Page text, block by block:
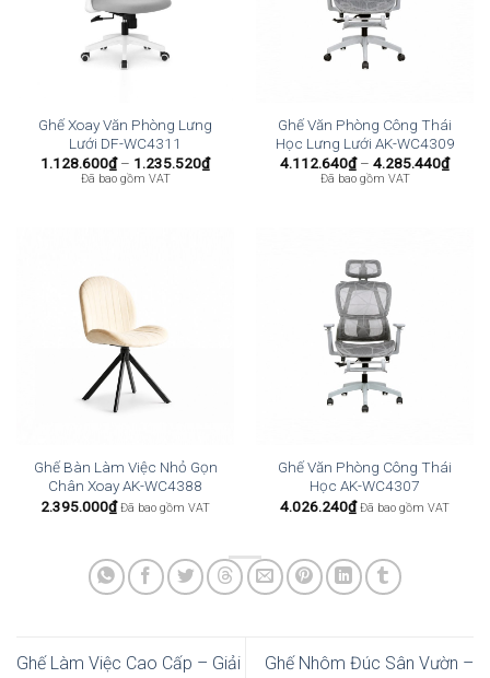
Ghế Xoay Văn Phòng Lưng
Lưới DF-WC4311
1.128.600₫ – 1.235.520₫Khoảng
giá:
Đã bao gồm VAT
Ghế Văn Phòng Công Thái
Học Lưng Lưới AK-WC4309
4.112.640₫ – 4.285.440₫
giá:
Đã bao gồm VAT
Ghế Bàn Làm Việc Nhỏ Gọn
Chân Xoay AK-WC4388
2.395.000₫ Đã bao gồm VAT
Ghế Văn Phòng Công Thái
Học AK-WC4307
4.026.240₫ Đã bao gồm VAT
Ghế Làm Việc Cao Cấp – Giải
Ghế Nhôm Đúc Sân Vườn –